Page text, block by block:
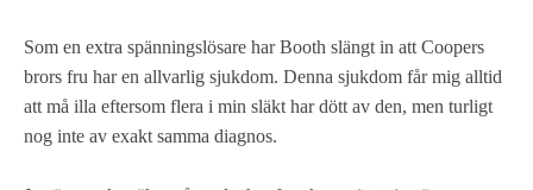
Som en extra spänningslösare har Booth slängt in att Coopers
brors fru har en allvarlig sjukdom. Denna sjukdom får mig alltid
att må illa eftersom flera i min släkt har dött av den, men turligt
nog inte av exakt samma diagnos.